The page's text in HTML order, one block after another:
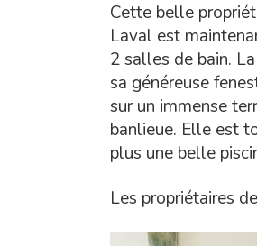
Cette belle
Laval est
2 salles de bain.
sa généreuse
sur un immense
banlieue. Elle est
plus une belle
Les propriétaires